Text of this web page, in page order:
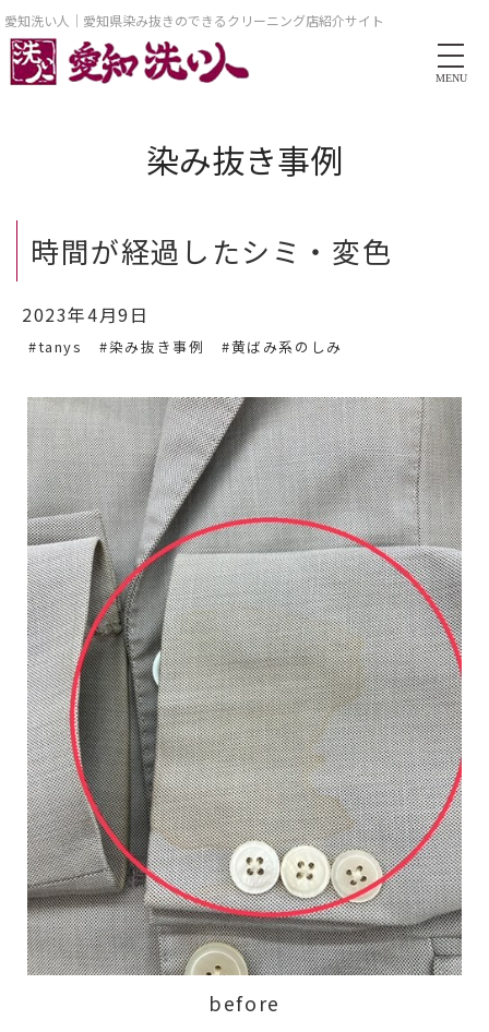
愛知洗い人｜愛知県染み抜きのできるクリーニング店紹介サイト
MENU
染み抜き事例
時間が経過したシミ・変色
2023年4月9日
#tanys #染み抜き事例 #黄ばみ系のしみ
before